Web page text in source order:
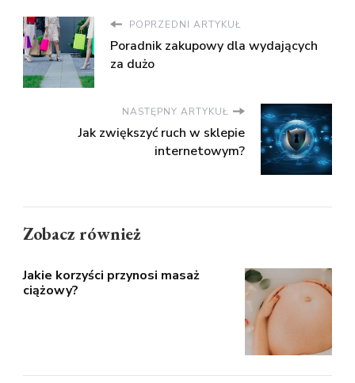
POPRZEDNI ARTYKUŁ
Poradnik zakupowy dla wydających
za dużo
NASTĘPNY ARTYKUŁ
Jak zwiększyć ruch w sklepie
internetowym?
Zobacz również
Jakie korzyści przynosi masaż
ciążowy?